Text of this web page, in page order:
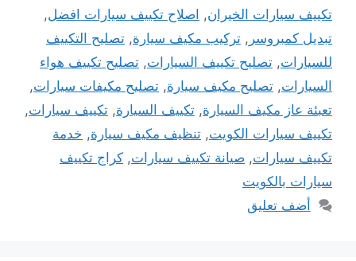
تكييف سيارات الخيران, اصلاح تكييف سيارات افضل,
تبديل كمبروسر , تركيب مكيف سيارة, تصليح التكييف
للسيارات, تصليح تكييف السيارات, تصليح تكييف هواء
السيارات, تصليح مكيف سيارة, تصليح مكيفات سيارات,
تعبئة عاز مكيف السيارة, تكييف السيارة, تكييف سيارات,
تكييف سيارات الكويت, تنظيف مكيف سيارة, خدمة
تكييف سيارات, صيانة تكييف سيارات, كراج تكييف
سيارات بالكويت
أضف تعليق